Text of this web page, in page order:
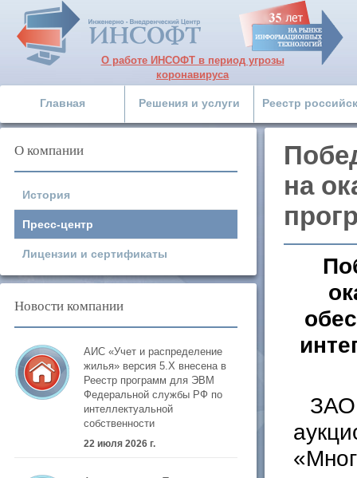
О работе ИНСОФТ в период угрозы
коронавируса
Главная Решения и услуги Реестр
О компании
История
Пресс-центр
Лицензии и сертификаты
Новости компании
АИС «Учет и распределение
жилья» версия 5.Х внесена в
Реестр программ для ЭВМ
Федеральной службы РФ по
интеллектуальной
собственности
22 июля 2026 г.
на
ЗАО